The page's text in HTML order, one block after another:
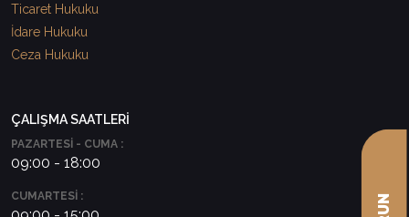
Ticaret Hukuku
İdare Hukuku
Ceza Hukuku
ÇALIŞMA SAATLERİ
PAZARTESİ - CUMA :
09:00 - 18:00
CUMARTESİ :